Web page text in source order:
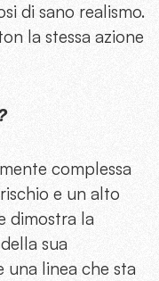
di sano realismo.
la stessa azione
complessa
e un alto
dimostra la
sua
una linea che sta